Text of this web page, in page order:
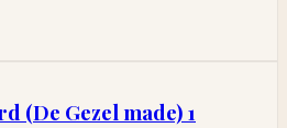
(De Gezel made) 1